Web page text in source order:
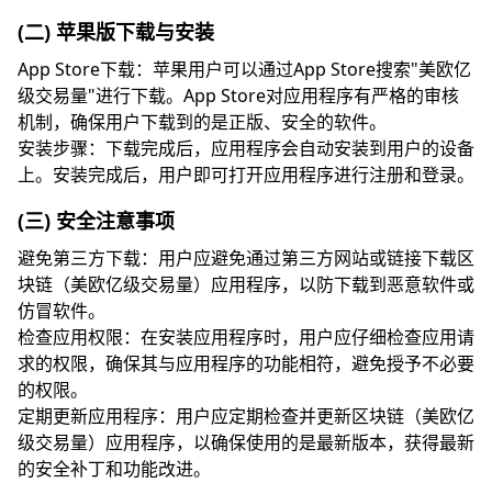
(二) 苹果版下载与安装
App Store下载：苹果用户可以通过App Store搜索"美欧亿
级交易量"进行下载。App Store对应用程序有严格的审核
机制，确保用户下载到的是正版、安全的软件。
安装步骤：下载完成后，应用程序会自动安装到用户的设备
上。安装完成后，用户即可打开应用程序进行注册和登录。
(三) 安全注意事项
避免第三方下载：用户应避免通过第三方网站或链接下载区
块链（美欧亿级交易量）应用程序，以防下载到恶意软件或
仿冒软件。
检查应用权限：在安装应用程序时，用户应仔细检查应用请
求的权限，确保其与应用程序的功能相符，避免授予不必要
的权限。
定期更新应用程序：用户应定期检查并更新区块链（美欧亿
级交易量）应用程序，以确保使用的是最新版本，获得最新
的安全补丁和功能改进。